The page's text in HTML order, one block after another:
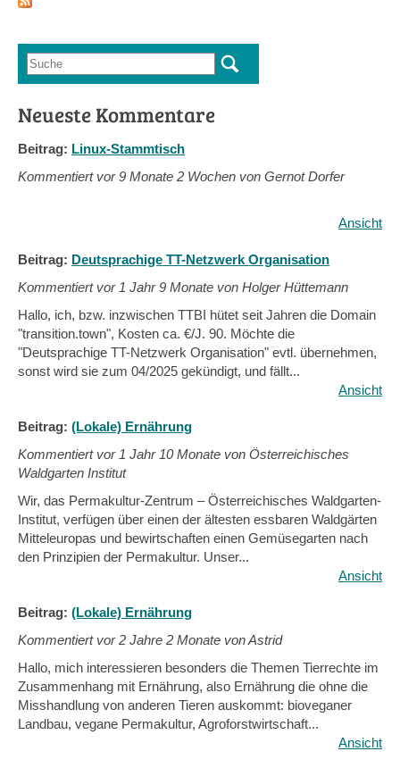
Suchformular
Suche
Neueste Kommentare
Beitrag: Linux-Stammtisch
Kommentiert vor9 Monate 2 Wochen von Gernot Dorfer
Ansicht
Beitrag: Deutsprachige TT-Netzwerk Organisation
Kommentiert vor 1 Jahr 9 Monate von Holger Hüttemann
Hallo, ich, bzw. inzwischen TTBI hütet seit Jahren die Domain
"transition.town", Kosten ca. €/J. 90. Möchte die
"Deutsprachige TT-Netzwerk Organisation" evtl. übernehmen,
sonst wird sie zum 04/2025 gekündigt, und fällt...
Ansicht
Beitrag: (Lokale) Ernährung
Kommentiert vor 1 Jahr 10 Monate von Österreichisches
Waldgarten Institut
Wir, das Permakultur-Zentrum – Österreichisches Waldgarten-
Institut, verfügen über einen der ältesten essbaren Waldgärten
Mitteleuropas und bewirtschaften einen Gemüsegarten nach
den Prinzipien der Permakultur. Unser...
Ansicht
Beitrag: (Lokale) Ernährung
Kommentiert vor2 Jahre 2 Monate von Astrid
Hallo, mich interessieren besonders die Themen Tierrechte im
Zusammenhang mit Ernährung, also Ernährung die ohne die
Misshandlung von anderen Tieren auskommt: bioveganer
Landbau, vegane Permakultur, Agroforstwirtschaft...
Ansicht